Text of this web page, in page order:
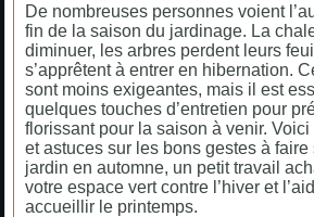
De nombreuses personnes voient
fin de la saison du jardinage. La
diminuer, les arbres perdent leurs
s’apprêtent à entrer en hibernation.
sont moins exigeantes, mais il est
quelques touches d’entretien pour
florissant pour la saison à venir.
et astuces sur les bons gestes à faire
jardin en automne, un petit travail
votre espace vert contre l’hiver et
accueillir le printemps.